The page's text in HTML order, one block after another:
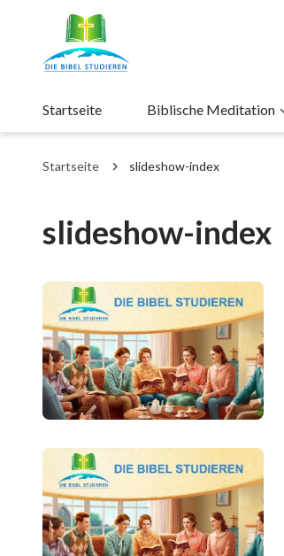
Startseite Biblische Meditation
Startseite slideshow-index
slideshow-index